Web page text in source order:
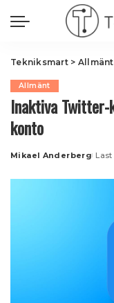
Tekniksmart> Allmänt
Allmänt
Inaktiva
konto
Posted
Mikael Anderberg